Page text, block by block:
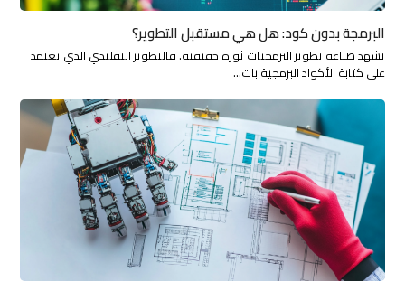
البرمجة بدون كود: هل هي مستقبل التطوير؟
تشهد صناعة تطوير البرمجيات ثورة حقيقية. فالتطوير التقليدي الذي يعتمد
على كتابة الأكواد البرمجية بات…